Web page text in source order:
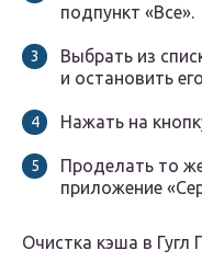
подпункт «Все».
Выбрать из
и остановить
Нажать на
Проделать то
приложение
Очистка кэша в Гугл